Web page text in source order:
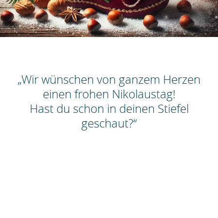
„Wir wünschen von ganzem Herzen
einen frohen Nikolaustag!
Hast du schon in deinen Stiefel
geschaut?“